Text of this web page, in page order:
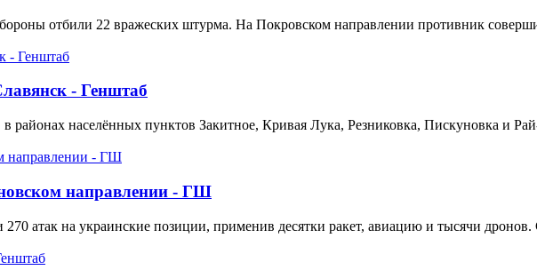
отбили 22 вражеских штурма. На Покровском направлении противник
- Генштаб
районах населённых пунктов Закитное, Кривая Лука, Резниковка, Пискуновка и
направлении - ГШ
атак на украинские позиции, применив десятки ракет, авиацию и тысячи дронов.